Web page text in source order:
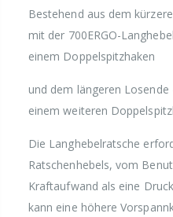
Bestehend aus dem
mit der 700ERGO-
einem Doppelspitzhaken
und dem längeren
einem weiteren
Die Langhebelratsche
Ratschenhebels, vom
Kraftaufwand als eine
kann eine höhere